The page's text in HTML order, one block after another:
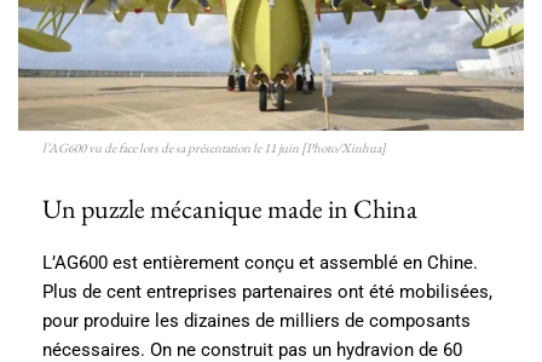
l’AG600 vu de face lors de sa présentation le 11 juin [Photo/Xinhua]
Un puzzle mécanique made in China
L’AG600 est entièrement conçu et assemblé en Chine.
Plus de cent entreprises partenaires ont été mobilisées,
pour produire les dizaines de milliers de composants
nécessaires. On ne construit pas un hydravion de 60